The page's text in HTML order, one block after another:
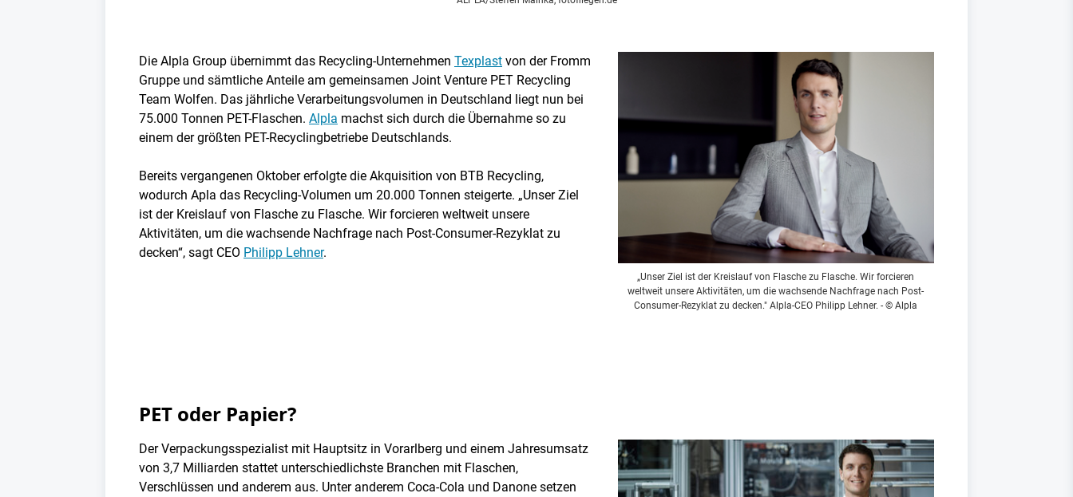
Die Alpla Group übernimmt das Recycling-Unternehmen Texplast von der Fromm
Gruppe und sämtliche Anteile am gemeinsamen Joint Venture PET Recycling
Team Wolfen. Das jährliche Verarbeitungsvolumen in Deutschland liegt nun bei
75.000 Tonnen PET-Flaschen. Alpla machst sich durch die Übernahme so zu
einem der größten PET-Recyclingbetriebe Deutschlands.
Bereits vergangenen Oktober erfolgte die Akquisition von BTB Recycling,
wodurch Apla das Recycling-Volumen um 20.000 Tonnen steigerte. „Unser Ziel
ist der Kreislauf von Flasche zu Flasche. Wir forcieren weltweit unsere
Aktivitäten, um die wachsende Nachfrage nach Post-Consumer-Rezyklat zu
decken“, sagt CEO Philipp Lehner.
„Unser Ziel ist der Kreislauf von Flasche zu Flasche. Wir forcieren
weltweit unsere Aktivitäten, um die wachsende Nachfrage nach Post-
Consumer-Rezyklat zu decken." Alpla-CEO Philipp Lehner. - © Alpla
PET oder Papier?
Der Verpackungsspezialist mit Hauptsitz in Vorarlberg und einem Jahresumsatz
von 3,7 Milliarden stattet unterschiedlichste Branchen mit Flaschen,
Verschlüssen und anderem aus. Unter anderem Coca-Cola und Danone setzen